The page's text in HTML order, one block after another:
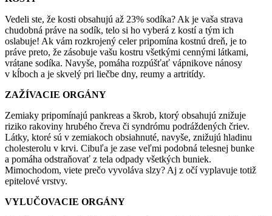
Vedeli ste, že kosti obsahujú až 23% sodíka? Ak je vaša strava
chudobná práve na sodík, telo si ho vyberá z kostí a tým ich
oslabuje! Ak vám rozkrojený celer pripomína kostnú dreň, je to
práve preto, že zásobuje vašu kostru všetkými cennými látkami,
vrátane sodíka. Navyše, pomáha rozpúšťať vápnikove nánosy
v kĺboch a je skvelý pri liečbe dny, reumy a artritídy.
ZAŽÍVACIE ORGÁNY
Zemiaky pripomínajú pankreas a škrob, ktorý obsahujú znižuje
riziko rakoviny hrubého čreva či syndrómu podráždených čriev.
Látky, ktoré sú v zemiakoch obsiahnuté, navyše, znižujú hladinu
cholesterolu v krvi. Cibuľa je zase veľmi podobná telesnej bunke
a pomáha odstraňovať z tela odpady všetkých buniek.
Mimochodom, viete prečo vyvoláva slzy? Aj z očí vyplavuje totiž
epitelové vrstvy.
VYLUČOVACIE ORGÁNY